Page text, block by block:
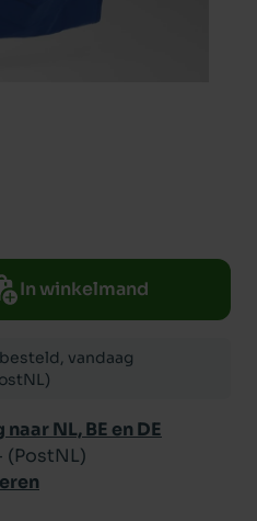
In winkelmand
vandaag
NL, BE en DE
(PostNL)